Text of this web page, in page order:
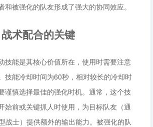
和被强化的队友形成了强大的协同效应。
术配合的关键
技能是其核心价值所在，使用时需要注意
技能冷却时间为60秒，相对较长的冷却时
谨慎选择最佳的强化时机。通常，这个技
始前或关键抓人时使用，为目标队友（通
战士）提供额外的输出能力。被强化的队